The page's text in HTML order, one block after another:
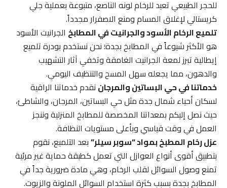
للحجر الطبيعي تعيد للرخام لونه الناصع، متبوعة بعملية جلي
كريستالي لإغلاق المسام ومنع الاصفرار مجدداً.
تلميع الرخام الأسود والجرانيت في المطابخالجرانيت الأسود
هو الأكثر شيوعاً في المطابخ بجدة؛ نحن نستخدم بودرة تلميع
إيطالية تبرز لمعة الجرانيت الغامقة وتخفي آثار التشهيب
والدهون، مما يجعله سهل المسح والتنظيف اليومي.
خدماتنا في حي البساتين والمرجاننقدم خدماتنا الراقية
لسكان أحياء شمال جدة مثل حي البساتين، المرجان، والشاطئ،
حيث نصل إليكم بمعداتنا المخصصة للمطابخ المنزلية وننجز
العمل في وقت قياسي وبأعلى مستويات النظافة.
عزل رخام المطبخ بمواد “سوبر سيلر”بعد التلميع، نقوم
بتطبيق أقوى أنواع العوازل التي تعمل كطبقة حماية غير مرئية
تمنع وصول السوائل لقلب الرخام، وهي مادة ضرورية جداً في
المطابخ بجدة بسبب كثرة استخدام السوائل الملونة والزيوت.